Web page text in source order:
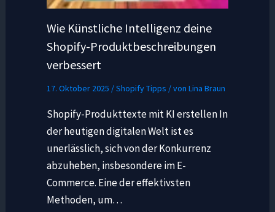
Wie Künstliche Intelligenz deine
Shopify-Produktbeschreibungen
verbessert
17. Oktober 2025 /Shopify Tipps / von Lina Braun
Shopify-Produkttexte mit KI erstellen In
der heutigen digitalen Welt ist es
unerlässlich, sich von der Konkurrenz
abzuheben, insbesondere im E-
Commerce. Eine der effektivsten
Methoden, um…